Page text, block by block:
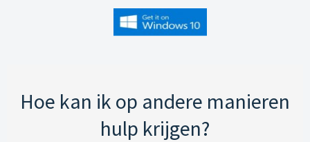
Hoe kan ik op andere manieren
hulp krijgen?